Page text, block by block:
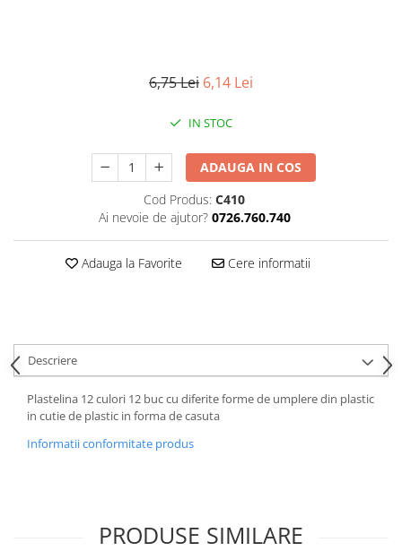
6,75 Lei 6,14 Lei
IN STOC
ADAUGA IN COS
Cod Produs: C410
Ai nevoie de ajutor? 0726.760.740
Adauga la Favorite Cere informatii
Descriere
Plastelina 12 culori 12 buc cu diferite forme de umplere din plastic
in cutie de plastic in forma de casuta
Informatii conformitate produs
PRODUSE SIMILARE